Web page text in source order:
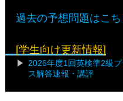
過去の予想問題はこち
[学生向け更新情報]
2026年度1回英検準2級プ
ス解答速報・講評